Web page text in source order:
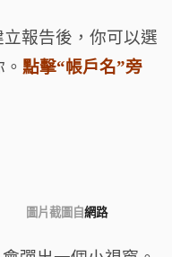
立報告後，你可以選
點擊“帳戶名”旁
圖片截圖自網路